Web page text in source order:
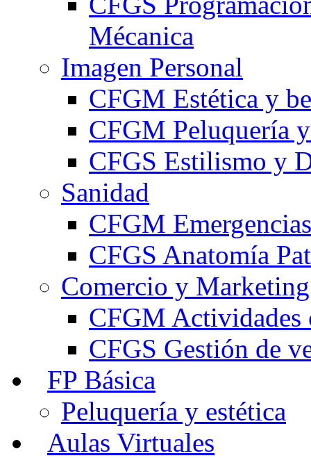
Mécanica
Imagen Personal
CFGM Estética y
CFGM Peluquería
CFGS Estilismo y
Sanidad
CFGM
CFGS Anatomía
Comercio y Marketing
CFGM Actividades
CFGS Gestión de
FP Básica
Peluquería y estética
Aulas Virtuales